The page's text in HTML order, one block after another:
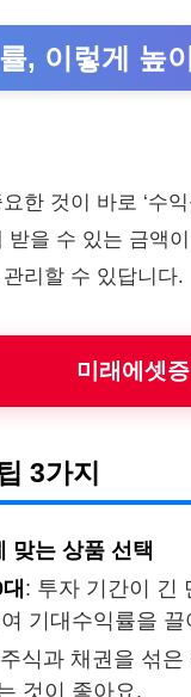
, 이렇게 높
한 것이 바로 ‘수
받을 수 있는 금액
리할 수 있답니다.
미래에셋
3가지
맞는 상품 선택
: 투자 기간이 긴
기대수익률을
식과 채권을 섞은
것이 좋아요.